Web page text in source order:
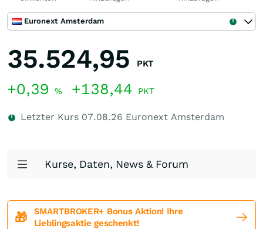
Euronext Amsterdam
35.524,95 PKT
+0,39 % +138,44 PKT
Letzter Kurs 07.08.26 Euronext Amsterdam
Kurse, Daten, News & Forum
🎁
SMARTBROKER+ Bonus Aktion! Ihre
Lieblingsaktie geschenkt!